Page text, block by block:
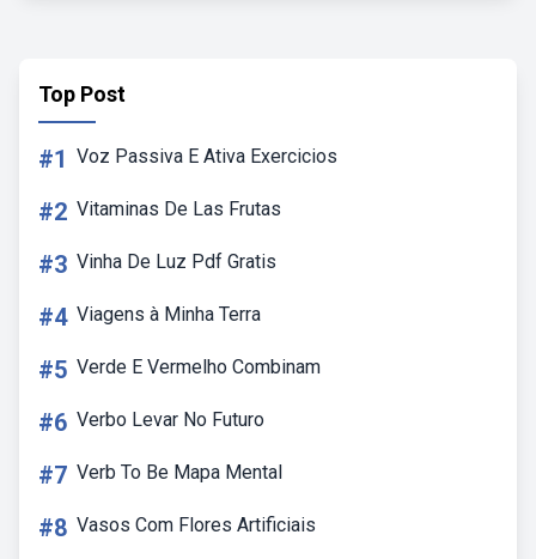
Top Post
#1 Voz Passiva E Ativa Exercicios
#2 Vitaminas De Las Frutas
#3 Vinha De Luz Pdf Gratis
#4 Viagens à Minha Terra
#5 Verde E Vermelho Combinam
#6 Verbo Levar No Futuro
#7 Verb To Be Mapa Mental
#8 Vasos Com Flores Artificiais